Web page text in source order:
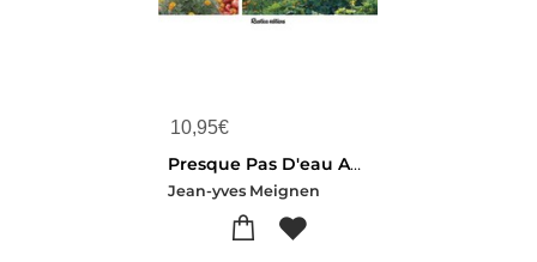
10,95€
Presque Pas D'eau Au Potager : Changeons Nos Methodes De Culture Pour Plus De Sobriete
Jean-yves Meignen